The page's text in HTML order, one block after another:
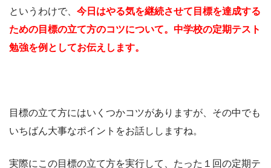
というわけで、 今日はやる気を継続させて目標を達成する
ための目標の立て方のコツについて。中学校の定期テスト
勉強を例としてお伝えします。
目標の立て方にはいくつかコツがありますが、その中でも
いちばん大事なポイントをお話ししますね。
実際にこの目標の立て方を実行して、たった１回の定期テ